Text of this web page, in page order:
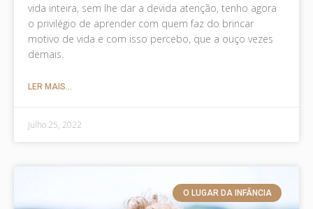
vida inteira, sem lhe dar a devida atenção, tenho agora
o privilégio de aprender com quem faz do brincar
motivo de vida e com isso percebo, que a ouço vezes
demais.
LER MAIS...
Julho 25, 2022
O LUGAR DA INFÂNCIA